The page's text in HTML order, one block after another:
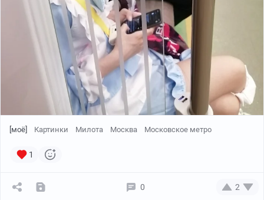
[моё] Картинки Милота Москва Московское метро
1
0 2